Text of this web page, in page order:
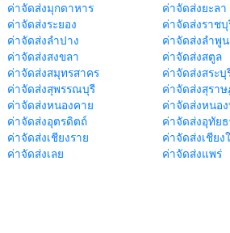
ค่าจัดส่งมุกดาหาร
ค่าจัดส่งยะลา
ค่าจัดส่งระยอง
ค่าจัดส่งราชบุ
ค่าจัดส่งลำปาง
ค่าจัดส่งลำพูน
ค่าจัดส่งสงขลา
ค่าจัดส่งสตูล
ค่าจัดส่งสมุทรสาคร
ค่าจัดส่งสระบุ
ค่าจัดส่งสุพรรณบุรี
ค่าจัดส่งสุรา
ค่าจัดส่งหนองคาย
ค่าจัดส่งหนอ
ค่าจัดส่งอุตรดิตถ์
ค่าจัดส่งอุทัย
ค่าจัดส่งเชียงราย
ค่าจัดส่งเชียง
ค่าจัดส่งเลย
ค่าจัดส่งแพร่